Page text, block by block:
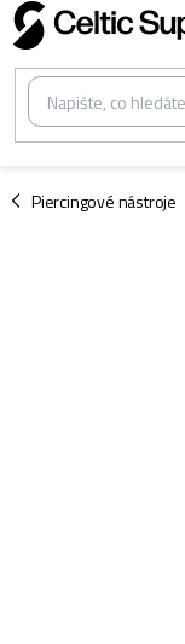
Přejít
na
obsah
Piercingové nástroje
/